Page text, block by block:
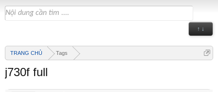
↑ ↓
TRANG CHỦ Tags
j730f full